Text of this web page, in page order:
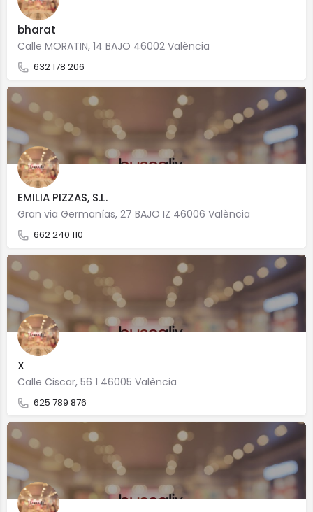
bharat
Calle MORATIN, 14 BAJO 46002 València
632 178 206
EMILIA PIZZAS, S.L.
Gran via Germanías, 27 BAJO IZ 46006 València
662 240 110
X
Calle Ciscar, 56 1 46005 València
625 789 876